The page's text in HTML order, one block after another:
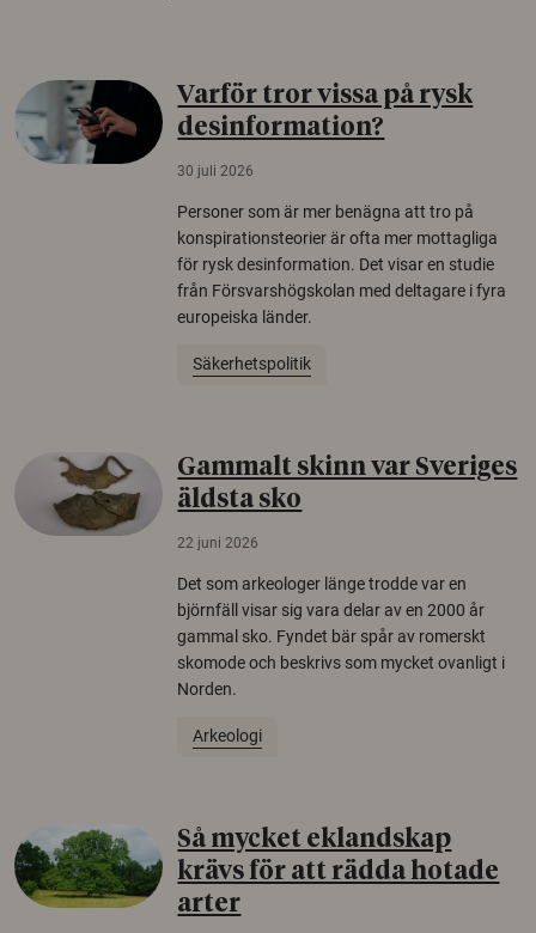
Varför tror vissa på rysk
desinformation?
30 juli 2026
Personer som är mer benägna att tro på
konspirationsteorier är ofta mer mottagliga
för rysk desinformation. Det visar en studie
från Försvarshögskolan med deltagare i fyra
europeiska länder.
Säkerhetspolitik
Gammalt skinn var Sveriges
äldsta sko
22 juni 2026
Det som arkeologer länge trodde var en
björnfäll visar sig vara delar av en 2000 år
gammal sko. Fyndet bär spår av romerskt
skomode och beskrivs som mycket ovanligt i
Norden.
Arkeologi
Så mycket eklandskap
krävs för att rädda hotade
arter